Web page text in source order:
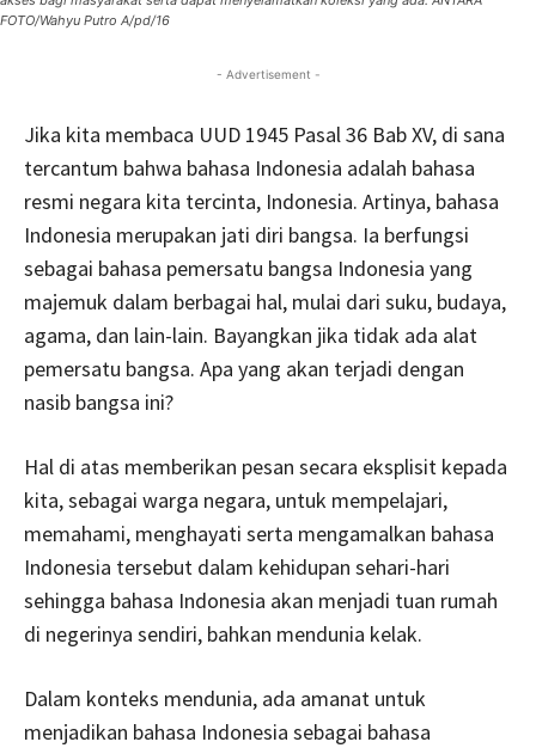
FOTO/Wahyu Putro A/pd/16
- Advertisement -
Jika kita membaca UUD 1945 Pasal 36 Bab XV, di sana
tercantum bahwa bahasa Indonesia adalah bahasa
resmi negara kita tercinta, Indonesia. Artinya, bahasa
Indonesia merupakan jati diri bangsa. Ia berfungsi
sebagai bahasa pemersatu bangsa Indonesia yang
majemuk dalam berbagai hal, mulai dari suku, budaya,
agama, dan lain-lain. Bayangkan jika tidak ada alat
pemersatu bangsa. Apa yang akan terjadi dengan
nasib bangsa ini?
Hal di atas memberikan pesan secara eksplisit kepada
kita, sebagai warga negara, untuk mempelajari,
memahami, menghayati serta mengamalkan bahasa
Indonesia tersebut dalam kehidupan sehari-hari
sehingga bahasa Indonesia akan menjadi tuan rumah
di negerinya sendiri, bahkan mendunia kelak.
Dalam konteks mendunia, ada amanat untuk
menjadikan bahasa Indonesia sebagai bahasa